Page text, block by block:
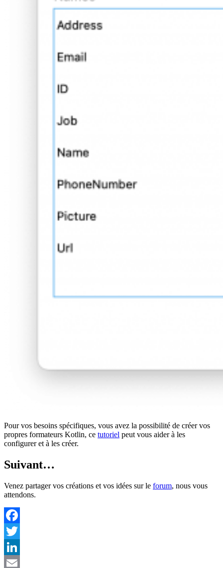
Pour vos besoins spécifiques, vous avez la possibilité de créer vos
propres formateurs Kotlin, ce tutoriel peut vous aider à les
configurer et à les créer.
Suivant…
Venez partager vos créations et vos idées sur le forum, nous vous
attendons.
Facebook
Twitter
LinkedIn